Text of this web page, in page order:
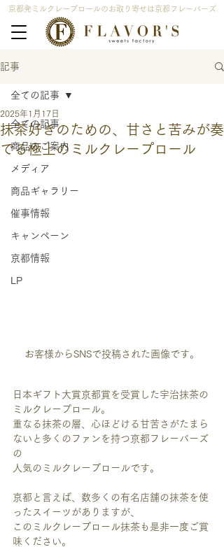
京都発ミルクレープロールのお取り寄せは京都フレーバーズ
記事
全ての記事
商品のご案内
メディア
商品ギャラリー
催事情報
キャンペーン
京都情報
LP
全ての記事
抹茶好きのための、甘さと苦みが奏
でる極上のミルクレープロール
2025年1月17日
お客様からSNSで投稿された画像です。
日本ギフト大賞京都賞を受賞した宇治抹茶の
ミルクレープロール。
重なる抹茶の層、心ほどける甘苦さがたまら
ないと多くのファンを持つ京都フレーバーズ
の
人気のミルクレープロールです。
京都と言えば、数多くの有名店舗の抹茶を使
ったスイーツがありますが、
このミルクレープロール抹茶も是非一度ご賞
味ください。